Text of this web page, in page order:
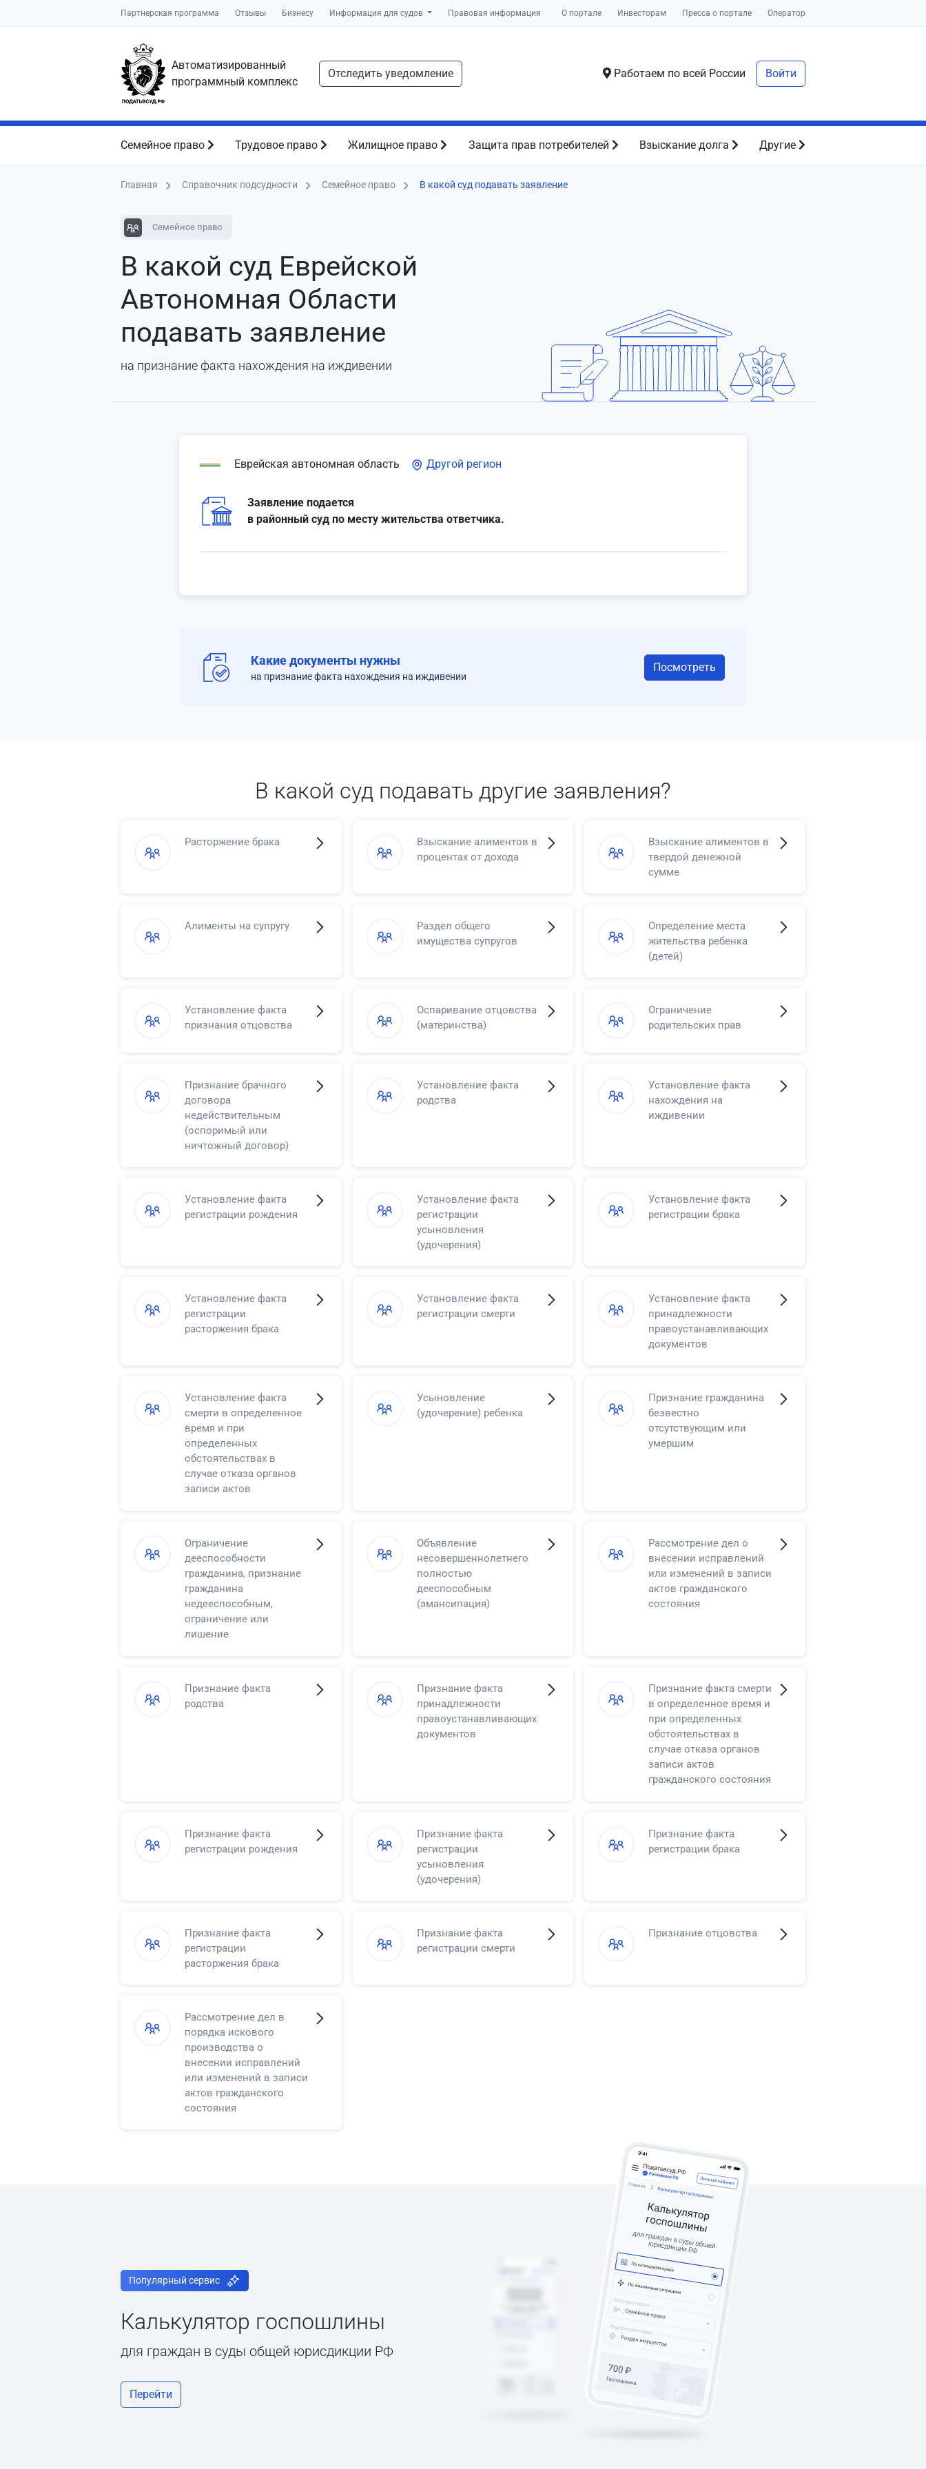
Партнерская программа Отзывы Бизнесу Информация для судов Правовая информация О портале Инвесторам Пресса о портале Оператор
Автоматизированный
программный комплекс
Отследить уведомление Работаем по всей России Войти
Семейное право Трудовое право Жилищное право Защита прав потребителей Взыскание долга Другие
Главная Справочник подсудности Семейное право В какой суд подавать заявление
Семейное право
В какой суд Еврейской
Автономная Области
подавать заявление
на признание факта нахождения на иждивении
Еврейская автономная область Другой регион
Заявление подается
в районный суд по месту жительства ответчика.
Какие документы нужны
на признание факта нахождения на иждивении
Посмотреть
В какой суд подавать другие заявления?
Расторжение брака
Взыскание алиментов в
процентах от дохода
Взыскание алиментов в
твердой денежной
сумме
Алименты на супругу
Раздел общего
имущества супругов
Определение места
жительства ребенка
(детей)
Установление факта
признания отцовства
Оспаривание отцовства
(материнства)
Ограничение
родительских прав
Признание брачного
договора
недействительным
(оспоримый или
ничтожный договор)
Установление факта
родства
Установление факта
нахождения на
иждивении
Установление факта
регистрации рождения
Установление факта
регистрации
усыновления
(удочерения)
Установление факта
регистрации брака
Установление факта
регистрации
расторжения брака
Установление факта
регистрации смерти
Установление факта
принадлежности
правоустанавливающих
документов
Установление факта
смерти в определенное
время и при
определенных
обстоятельствах в
случае отказа органов
записи актов
Усыновление
(удочерение) ребенка
Признание гражданина
безвестно
отсутствующим или
умершим
Ограничение
дееспособности
гражданина, признание
гражданина
недееспособным,
ограничение или
лишение
восемнадцати лет права
самостоятельно
Объявление
несовершеннолетнего
полностью
дееспособным
(эмансипация)
Рассмотрение дел о
внесении исправлений
или изменений в записи
актов гражданского
состояния
Признание факта
родства
Признание факта
принадлежности
правоустанавливающих
документов
Признание факта смерти
в определенное время и
при определенных
обстоятельствах в
случае отказа органов
записи актов
гражданского состояния
Признание факта
регистрации рождения
Признание факта
регистрации
усыновления
(удочерения)
Признание факта
регистрации брака
Признание факта
регистрации
расторжения брака
Признание факта
регистрации смерти
Признание отцовства
Рассмотрение дел в
порядка искового
производства о
внесении исправлений
или изменений в записи
актов гражданского
состояния
Популярный сервис
Калькулятор госпошлины
для граждан в суды общей юрисдикции РФ
Перейти